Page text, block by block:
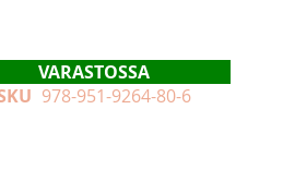
VARASTOSSA
978-951-9264-80-6